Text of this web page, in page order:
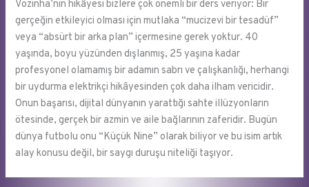
Vozinha’nın hikâyesi bizlere çok önemli bir ders veriyor: Bir
gerçeğin etkileyici olması için mutlaka “mucizevi bir tesadüf”
veya “absürt bir arka plan” içermesine gerek yoktur. 40
yaşında, boyu yüzünden dışlanmış, 25 yaşına kadar
profesyonel olamamış bir adamın sabrı ve çalışkanlığı, herhangi
bir uydurma elektrikçi hikâyesinden çok daha ilham vericidir.
Onun başarısı, dijital dünyanın yarattığı sahte illüzyonların
ötesinde, gerçek bir azmin ve aile bağlarının zaferidir. Bugün
dünya futbolu onu “Küçük Nine” olarak biliyor ve bu isim artık
alay konusu değil, bir saygı duruşu niteliği taşıyor.